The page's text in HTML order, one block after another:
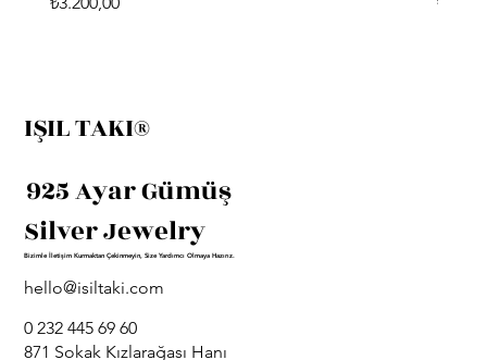
IŞIL TAKI®
925 Ayar Gümüş
Silver Jewelry
Bizimle İletişim Kurmaktan Çekinmeyin, Size Yardımcı Olmaya Hazırız.
hello@isiltaki.com
0 232 445 69 60
871 Sokak Kızlarağası Hanı